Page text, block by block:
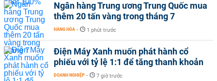
Ngân hàng Trung ương Trung Quốc mua
thêm 20 tấn vàng trong tháng 7
HÀNG HÓA - 1 phút trước
Điện Máy Xanh muốn phát hành cổ
phiếu với tỷ lệ 1:1 để tăng thanh khoản
DOANH NGHIỆP - 7 giờ trước